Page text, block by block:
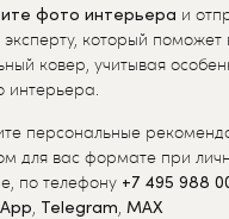
фото интерьера и
эксперту, который поможет
ковер, учитывая
интерьера.
персональные
для вас формате при
по телефону +7 495 988
, Telegram, MAX